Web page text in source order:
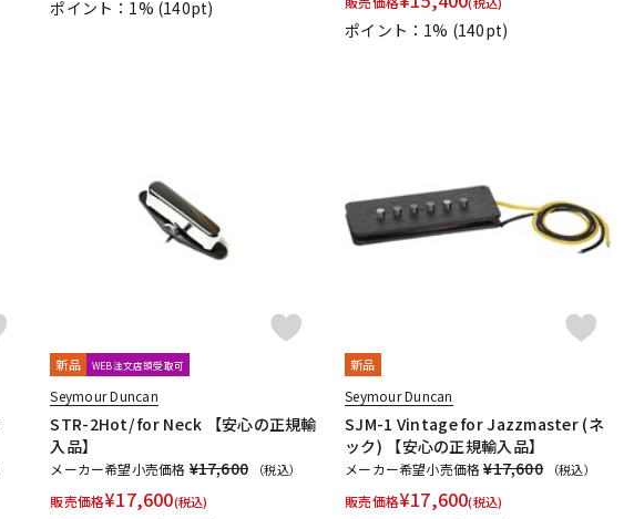
ポイント：1% (140pt)
ポイント：1% (140pt)
新品 WEB注文店頭受取可
Seymour Duncan
STR-2Hot/ for Neck 【安心の正規輸
入品】
メーカー希望小売価格 ¥17,600 （税込）
販売価格¥17,600(税込)
新品
Seymour Duncan
SJM-1 Vintage for Jazzmaster (ネ
ック) 【安心の正規輸入品】
メーカー希望小売価格¥17,600 （税込）
販売価格¥17,600(税込)